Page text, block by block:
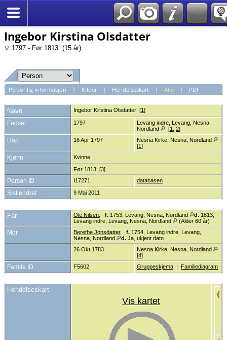
Ingebor Kirstina Olsdatter
1797 - Før 1813 (15 år)
Personlig informasjon | Kilder| Hendelseskart| Alle| PDF
Navn Ingebor Kirstina Olsdatter [1]
Fødsel 1797
Levang indre, Levang, Nesna,
Nordland
[1 2]
Dåp 16 Apr 1797
Nesna Kirke, Nesna, Nordland
[1]
Kjønn
Kvinne
Før 1813 [3]
Person ID I17271 databasen
Sist endret 9 Mai 2011
Far Ole Nilsen f. 1753, Levang, Nesna, Nordland d. 1813,
Levang indre, Levang, Nesna, Nordland
(Alder 60 år)
Mor Berethe Jonsdatter, f. 1754, Levang indre, Levang,
Nesna, Nordland
d. Ja, ukjent dato
26 Okt 1783
Nesna Kirke, Nesna, Nordland
[4]
Famile ID F5602 Gruppeskjema | Familiediagram
Hendelseskart
Vis kartet